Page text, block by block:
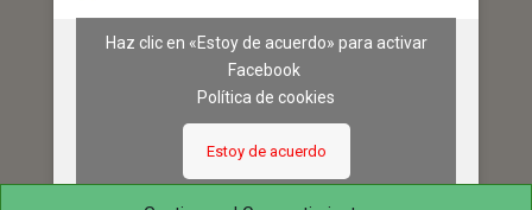
Haz clic en «Estoy de acuerdo» para activar
Facebook
Política de cookies
Estoy de acuerdo